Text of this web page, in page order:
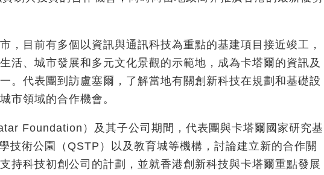
，目前有多個以資訊與通訊科技為重點的基建項目接近竣工，
活、城市發展和多元文化景觀的示範地，成為卡塔爾的資訊及
。代表團到訪盧塞爾，了解當地有關創新科技在規劃和基礎設
市領域的合作機會。
Foundation）及其子公司期間，代表團與卡塔爾國家研究基
技術公園（QSTP）以及教育城等機構，討論建立新的合作關
持科技初創公司的計劃，並就香港創新科技與卡塔爾重點發展